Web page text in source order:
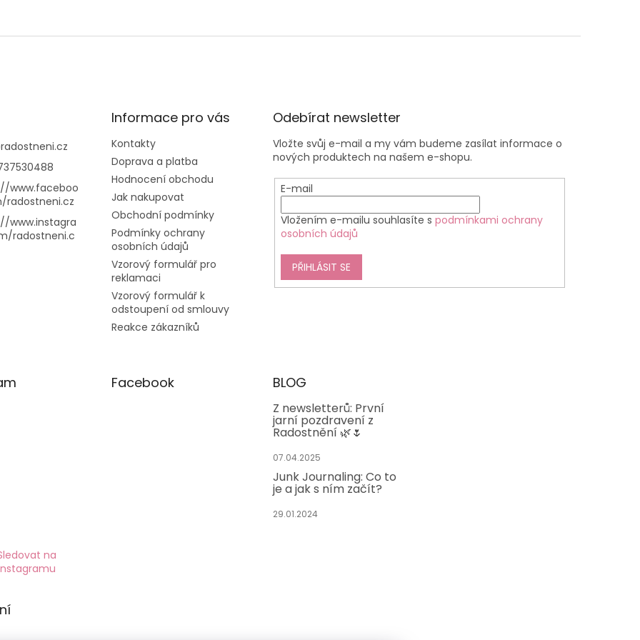
radostneni.cz
www.faceboo
radostneni.cz
www.instagra
radostneni.c
Informace pro vás
Kontakty
Doprava a platba
Hodnocení obchodu
Jak nakupovat
Obchodní podmínky
Podmínky ochrany
osobních údajů
Vzorový formulář pro
reklamaci
Vzorový formulář k
odstoupení od smlouvy
Reakce zákazníků
Odebírat newsletter
Vložte svůj e-mail a my vám budeme zasílat informace o
nových produktech na našem e-shopu.
E-mail
Vložením e-mailu souhlasíte spodmínkami ochrany
osobních údajů
PŘIHLÁSIT SE
na
Facebook BLOG
Z newsletterů: První
jarní pozdravení z
Radostnění 🌿🌷
07.04.2025
Junk Journaling: Co to
je a jak s ním začít?
29.01.2024